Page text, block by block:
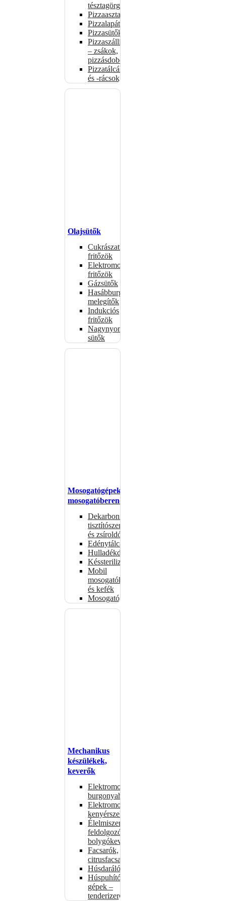
tésztagörgők
Pizzaasztalok
Pizzalapátok
Pizzasütők
Pizzaszállítás
– zsákok,
pizzásdobozok
Pizzatálcák
és -rácsok
Olajsütők
Cukrászati
fritőzök
Elektromos
fritőzök
Gázsütők
Hasábburgonya
melegítők
Indukciós
fritőzök
Nagynyomású
sütők
Mosogatógépek,
mosogatóberendezések
Dekarbonizáló
tisztítószerek
és zsíroldók
Edénytálcák
Hulladékdarálók
Késsterilizátorok
Mobil
mosogatók
és kefék
Mosogatógépkosarak
Mechanikus
készülékek,
keverők
Elektromos
burgonyahámozók
Elektromos
kenyérszeletelők
Élelmiszer-
feldolgozók –
bolygókeverők
Facsarók,
citrusfacsarók
Húsdarálók
Húspuhító
gépek –
tenderizerek